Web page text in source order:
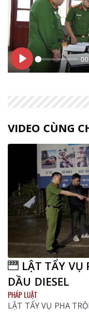
Bắt
Bắt
VIDEO CÙNG
LẬT TẨY VỤ
DẦU DIESEL
PHÁP LUẬT
LẬT TẨY VỤ PHA